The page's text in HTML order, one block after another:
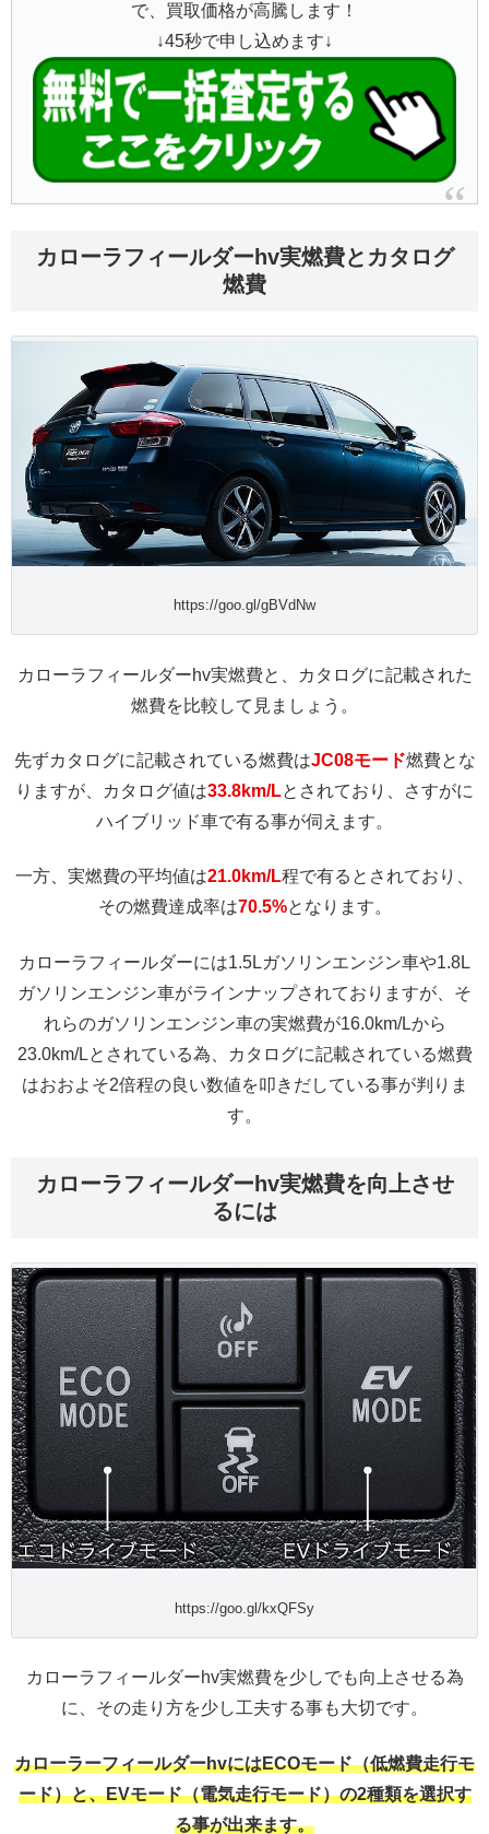
で、買取価格が高騰します！
↓45秒で申し込めます↓
カローラフィールダーhv実燃費とカタログ
燃費
https://goo.gl/gBVdNw
カローラフィールダーhv実燃費と、カタログに記載された
燃費を比較して見ましょう。
先ずカタログに記載されている燃費はJC08モード燃費とな
りますが、カタログ値は33.8km/Lとされており、さすがに
ハイブリッド車で有る事が伺えます。
一方、実燃費の平均値は21.0km/L程で有るとされており、
その燃費達成率は70.5%となります。
カローラフィールダーには1.5Lガソリンエンジン車や1.8L
ガソリンエンジン車がラインナップされておりますが、そ
れらのガソリンエンジン車の実燃費が16.0km/Lから
23.0km/Lとされている為、カタログに記載されている燃費
はおおよそ2倍程の良い数値を叩きだしている事が判りま
す。
カローラフィールダーhv実燃費を向上させ
るには
https://goo.gl/kxQFSy
カローラフィールダーhv実燃費を少しでも向上させる為
に、その走り方を少し工夫する事も大切です。
カローラーフィールダーhvにはECOモード（低燃費走行モ
ード）と、EVモード（電気走行モード）の2種類を選択す
る事が出来ます。